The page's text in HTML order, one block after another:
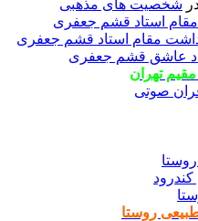
شخصیت های مذهبی
استاد قشم جعفری
مقام استاد قشم جعفری
عاشق قشم جعفری
تهران
قران صوتی
روستا
روستا